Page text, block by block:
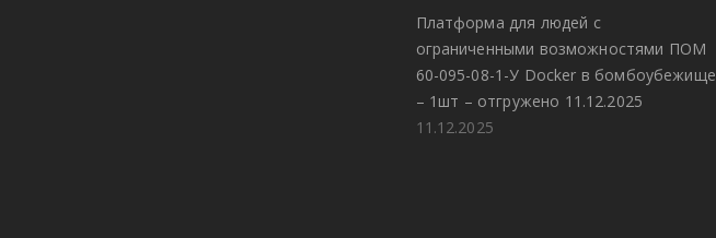
Платформа для людей с
ограниченными возможностями ПОМ
60-095-08-1-У Docker в бомбоубежище
– 1шт – отгружено 11.12.2025
11.12.2025